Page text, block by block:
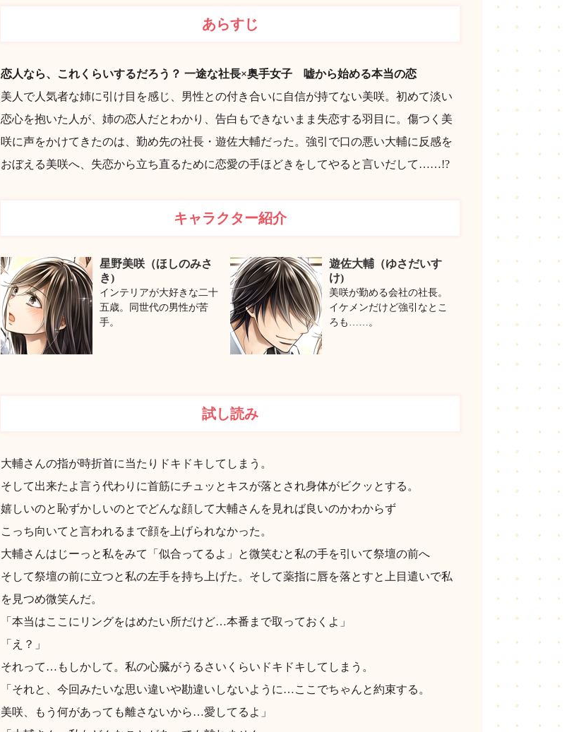
あらすじ
恋人なら、これくらいするだろう？ 一途な社長×奥手女子 嘘から始める本当の恋
美人で人気者な姉に引け目を感じ、男性との付き合いに自信が持てない美咲。初めて淡い
恋心を抱いた人が、姉の恋人だとわかり、告白もできないまま失恋する羽目に。傷つく美
咲に声をかけてきたのは、勤め先の社長・遊佐大輔だった。強引で口の悪い大輔に反感を
おぼえる美咲へ、失恋から立ち直るために恋愛の手ほどきをしてやると言いだして……!?
キャラクター紹介
星野美咲（ほしのみさ
き)
インテリアが大好きな二十
五歳。同世代の男性が苦
手。
遊佐大輔（ゆさだいす
け)
美咲が勤める会社の社長。
イケメンだけど強引なとこ
ろも……。
試し読み
大輔さんの指が時折首に当たりドキドキしてしまう。
そして出来たよ言う代わりに首筋にチュッとキスが落とされ身体がビクッとする。
嬉しいのと恥ずかしいのとでどんな顔して大輔さんを見れば良いのかわからず
こっち向いてと言われるまで顔を上げられなかった。
大輔さんはじーっと私をみて「似合ってるよ」と微笑むと私の手を引いて祭壇の前へ
そして祭壇の前に立つと私の左手を持ち上げた。そして薬指に唇を落とすと上目遣いで私
を見つめ微笑んだ。
「本当はここにリングをはめたい所だけど…本番まで取っておくよ」
「え？」
それって…もしかして。私の心臓がうるさいくらいドキドキしてしまう。
「それと、今回みたいな思い違いや勘違いしないように…ここでちゃんと約束する。
美咲、もう何があっても離さないから…愛してるよ」